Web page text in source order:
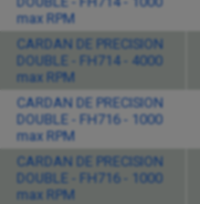
max RPM
CARDAN DE PRECISION
DOUBLE - FH714 - 4000
max RPM
CARDAN DE PRECISION
DOUBLE - FH716 - 1000
max RPM
CARDAN DE PRECISION
DOUBLE - FH716 - 1000
max RPM